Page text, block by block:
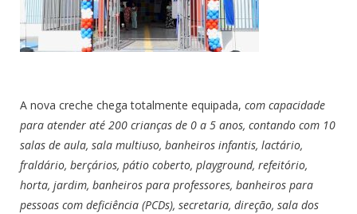
A nova creche chega totalmente equipada, com capacidade
para atender até 200 crianças de 0 a 5 anos, contando com 10
salas de aula, sala multiuso, banheiros infantis, lactário,
fraldário, berçários, pátio coberto, playground, refeitório,
horta, jardim, banheiros para professores, banheiros para
pessoas com deficiência (PCDs), secretaria, direção, sala dos